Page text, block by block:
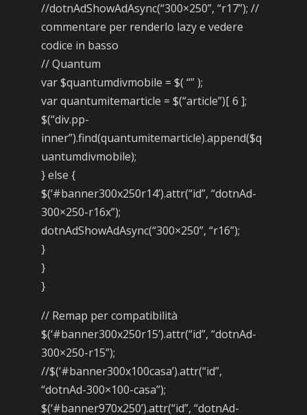
//dotnAdShowAdAsync(“300×250”, “r17”); //
commentare per renderlo lazy e vedere
codice in basso
// Quantum
var $quantumdivmobile = $( “” );
var quantumitemarticle = $(“article”)[ 6 ];
$(“div.pp-
inner”).find(quantumitemarticle).append($q
uantumdivmobile);
} else {
$(‘#banner300x250r14’).attr(“id”, “dotnAd-
300×250-r16x”);
dotnAdShowAdAsync(“300×250”, “r16”);
}
}
}
// Remap per compatibilità
$(‘#banner300x250r15’).attr(“id”, “dotnAd-
300×250-r15”);
//$(‘#banner300x100casa’).attr(“id”,
“dotnAd-300×100-casa”);
$(‘#banner970x250’).attr(“id”, “dotnAd-